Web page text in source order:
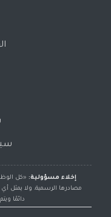
إخلاء مسؤولية: «كل
مصادرها الرسمية، ولا يمثل
دائمًا